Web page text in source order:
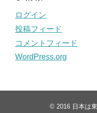
ログイン
投稿フィード
コメントフィード
WordPress.org
© 2016 日本は